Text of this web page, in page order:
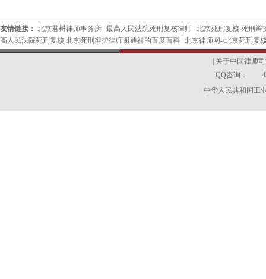
友情链接： 北京君树律师事务所 最高人民法院死刑复核律师 北京死刑复核 死刑辩
高人民法院死刑复核 北京死刑辩护律师谢通祥的百度百科 北京律师网-/北京死刑复
关于中国律师
QQ咨询：
中华人民共和国工